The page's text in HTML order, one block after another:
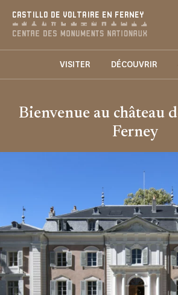
CASTILLO DE VOLTAIRE EN FERNEY
VISITER DÉCOUVRIR
Bienvenue au château
Ferney